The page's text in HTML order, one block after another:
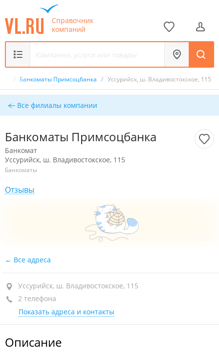
Справочник
компаний
/ Банкоматы Примсоцбанка / Уссурийск, ш. Владивостокское, 115
Все филиалы компании
Банкоматы Примсоцбанка
Банкомат
Уссурийск, ш. Владивостокское, 115
Банкоматы
Отзывы
Все адреса
Уссурийск, ш. Владивостокское, 115
2 телефона
Показать адреса и контакты
Описание